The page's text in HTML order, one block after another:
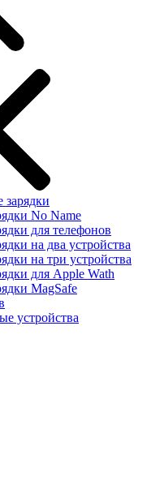
зарядки
No Name
для телефонов
на два устройства
на три устройства
для Apple Wath
MagSafe
устройства